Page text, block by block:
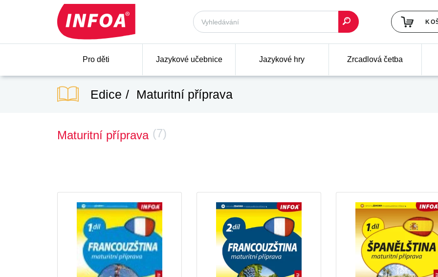
Pro děti Jazykové učebnice Jazykové hry Zrcadlová četba
Edice Maturitní příprava
Maturitní příprava (7)